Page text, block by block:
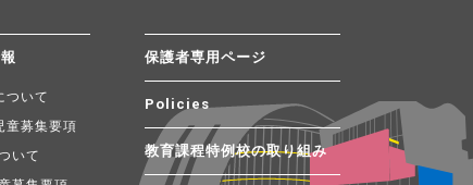
ついて
童募集要項
いて
保護者専用ページ
Policies
教育課程特例校の取り組み